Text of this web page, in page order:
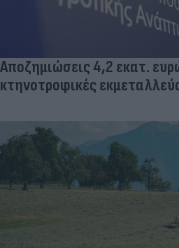
Αποζημιώσεις 4,2 εκατ.
κτηνοτροφικές